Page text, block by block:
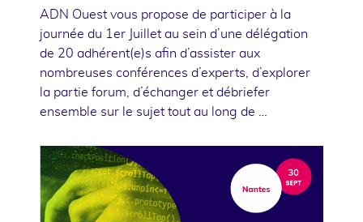
ADN Ouest vous propose de participer à la
journée du 1er Juillet au sein d’une délégation
de 20 adhérent(e)s afin d’assister aux
nombreuses conférences d’experts, d’explorer
la partie forum, d’échanger et débriefer
ensemble sur le sujet tout au long de …